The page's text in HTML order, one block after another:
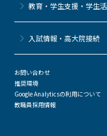
教育・学生支援・学生
⼊試情報・高大院接続
お問い合わせ
推奨環境
Google Analyticsの利用について
教職員採用情報